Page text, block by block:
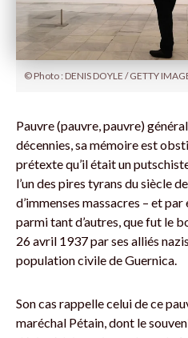
© Photo : DENIS DOYLE / GETTY
Pauvre (pauvre, pauvre)
décennies, sa mémoire est
prétexte qu’il était un
l’un des pires tyrans du siècle
d’immenses massacres – et
parmi tant d’autres, que fut le
26 avril 1937 par ses alliés
population civile de Guernica.
Son cas rappelle celui de ce
maréchal Pétain, dont le